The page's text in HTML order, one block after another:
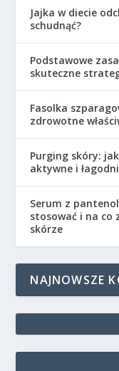
Jajka w diecie
schudnąć?
Podstawowe
skuteczne
Fasolka
zdrowotne
Purging skóry:
aktywne i
Serum z
stosować i na co
skórze
NAJNOWSZE